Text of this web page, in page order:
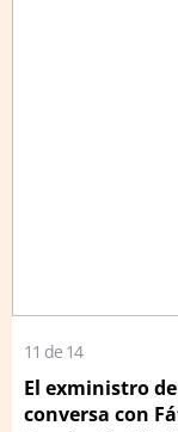
11 de 14
El exministro
conversa con